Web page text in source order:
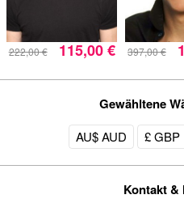
222,00 € 115,00 € 397,00 €
Gewähltene
AU$ AUD £ GBP
Kontakt